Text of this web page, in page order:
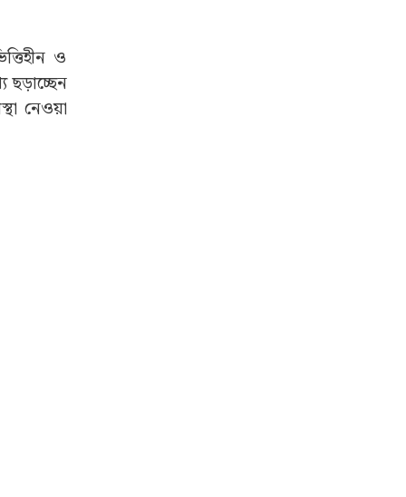
গত
করেন,
পোস্টে
ও
নেওয়া